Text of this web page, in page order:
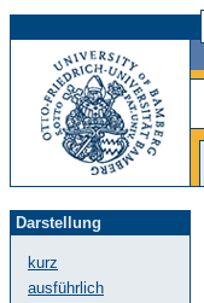
Darstellung
kurz
ausführlich